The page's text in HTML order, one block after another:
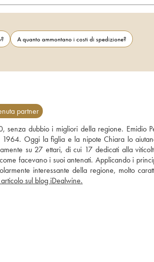
A quanto ammontano i costi di spedizione?
partner
senza dubbio i migliori della regione. Emidio
1964. Oggi la figlia e la nipote Chiara lo
su 27 ettari, di cui 17 dedicati alla
facevano i suoi antenati. Applicando i
interessante della regione, molto
sul blog iDealwine.